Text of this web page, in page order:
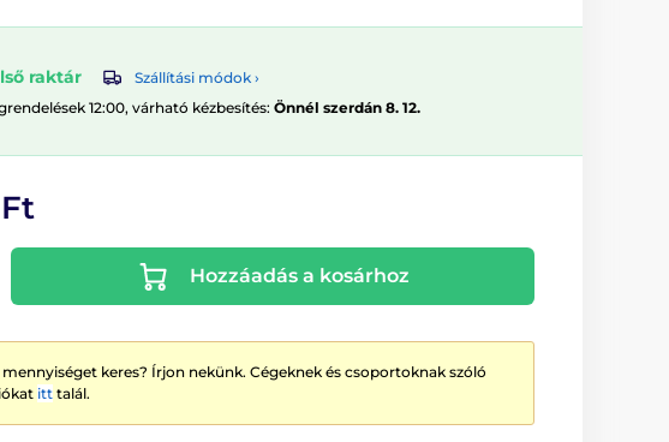
raktár
Szállítási módok ›
12:00, várható kézbesítés: Önnél szerdán 8. 12.
Hozzáadás a kosárhoz
keres? Írjon nekünk. Cégeknek és csoportoknak szóló
itt talál.